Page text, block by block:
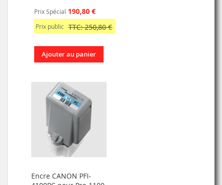
Prix Spécial 190,80 €
Prix public TTC: 250,80 €
Ajouter au panier
Encre CANON PFI-